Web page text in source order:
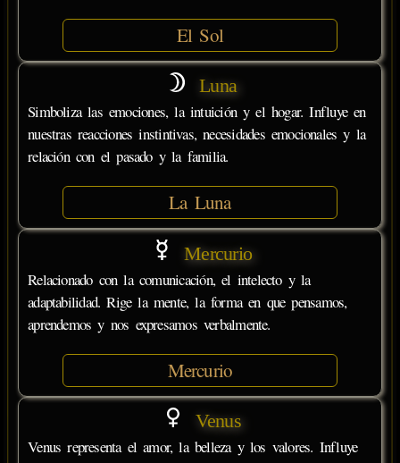
El Sol
Luna
Simboliza las emociones, la intuición y el hogar. Influye en
nuestras reacciones instintivas, necesidades emocionales y la
relación con el pasado y la familia.
La Luna
Mercurio
Relacionado con la comunicación, el intelecto y la
adaptabilidad. Rige la mente, la forma en que pensamos,
aprendemos y nos expresamos verbalmente.
Mercurio
Venus
Venus representa el amor, la belleza y los valores. Influye